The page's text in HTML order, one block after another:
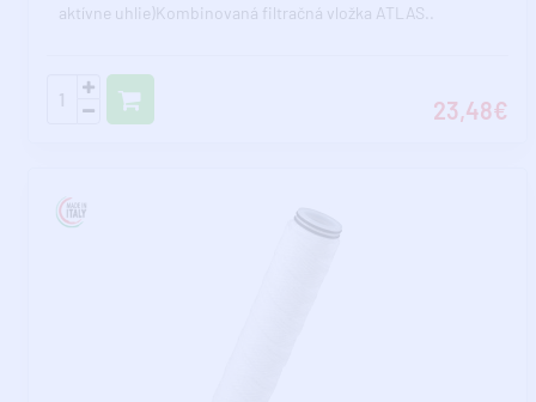
aktívne uhlie)Kombinovaná filtračná vložka ATLAS..
23,48€